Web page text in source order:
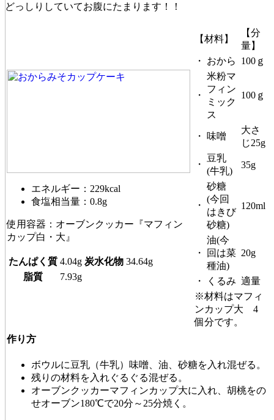
どっしりしていてお腹にたまります！！
エネルギー：229kcal
食塩相当量：0.8g
使用容器：オーブンクッカー『マフィン
カップ白・大』
たんぱく質 4.04g 炭水化物 34.64g
脂質
7.93g
【材料】
【分
量】
・
おから 100ｇ
・
米粉マ
フィン
ミック
ス
100ｇ
・ 味噌
大さ
じ25g
・
豆乳
(牛乳)
35g
・
砂糖
(今回
はきび
砂糖)
120ml
・
油(今
回は菜
種油)
20g
・ くるみ 適量
※材料はマフィ
ンカップ大 4
個分です。
作り方
ボウルに豆乳（牛乳）味噌、油、砂糖を入れ混ぜる。
残りの材料を入れぐるぐる混ぜる。
オーブンクッカーマフィンカップ大に入れ、胡桃をの
せオーブン180℃で20分～25分焼く。